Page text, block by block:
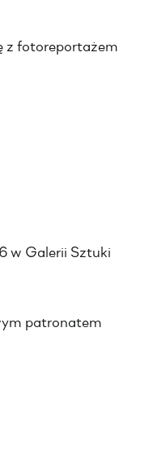
z fotoreportażem
w Galerii Sztuki
patronatem